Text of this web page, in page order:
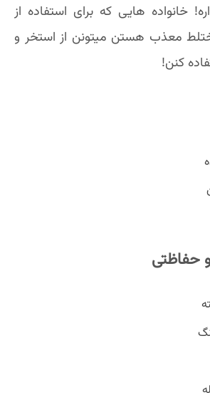
خانواده هایی که برای استفاده از
معذب هستن میتونن از استخر و
کنن!
حفاظتی